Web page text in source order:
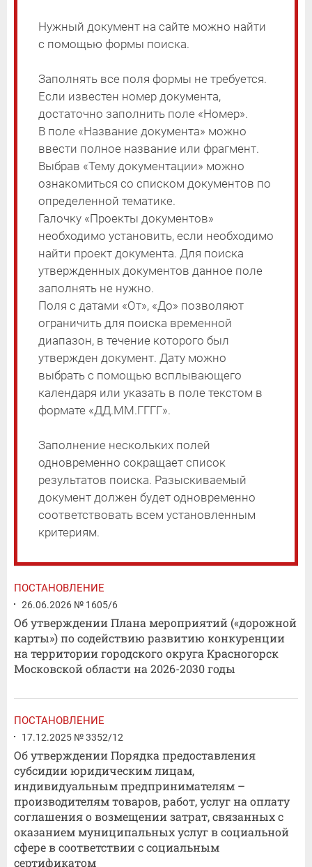
Архитектура и строительство
Предпринимательство
Регулирующее воздействие
Транспорт и связь
Потребительский рынок
Социальная сфера
Трудовые отношения
Экология
Наружная реклама
Земельные отношения
Муниципальное имущество
ТЕХНОЛОГИЧЕСКАЯ СХЕМА
УВЕДОМЛЕНИЕ-ПРЕТЕНЗИЯ
СООБЩЕНИЕ
ПРЕДОСТЕРЕЖЕНИЕ
ЗАКЛЮЧЕНИЕ
Нужный документ на сайте можно найти
с помощью формы поиска.
Заполнять все поля формы не требуется.
Если известен номер документа,
достаточно заполнить поле «Номер».
В поле «Название документа» можно
ввести полное название или фрагмент.
Выбрав «Тему документации» можно
ознакомиться со списком документов по
определенной тематике.
Галочку «Проекты документов»
необходимо установить, если необходимо
найти проект документа. Для поиска
утвержденных документов данное поле
заполнять не нужно.
Поля с датами «От», «До» позволяют
ограничить для поиска временной
диапазон, в течение которого был
утвержден документ. Дату можно
выбрать с помощью всплывающего
календаря или указать в поле текстом в
формате «ДД.ММ.ГГГГ».
Заполнение нескольких полей
одновременно сокращает список
результатов поиска. Разыскиваемый
документ должен будет одновременно
соответствовать всем установленным
критериям.
ПОСТАНОВЛЕНИЕ
26.06.2026 № 1605/6
Об утверждении Плана мероприятий («дорожной
карты») по содействию развитию конкуренции
на территории городского округа Красногорск
Московской области на 2026-2030 годы
ПОСТАНОВЛЕНИЕ
17.12.2025 № 3352/12
Об утверждении Порядка предоставления
субсидии юридическим лицам,
индивидуальным предпринимателям –
производителям товаров, работ, услуг на оплату
соглашения о возмещении затрат, связанных с
оказанием муниципальных услуг в социальной
сфере в соответствии с социальным
сертификатом